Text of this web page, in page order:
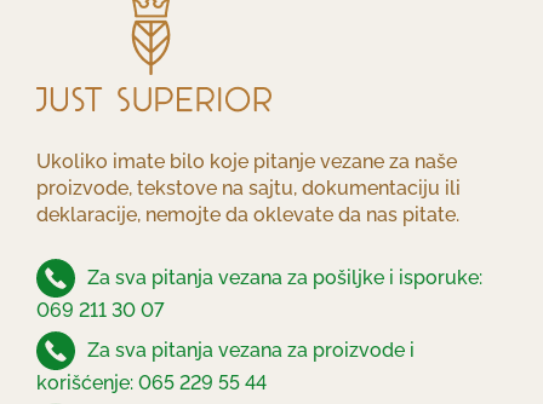
Ukoliko imate bilo koje pitanje vezane za naše
proizvode, tekstove na sajtu, dokumentaciju ili
deklaracije, nemojte da oklevate da nas pitate.
Za sva pitanja vezana za pošiljke i isporuke:
069 211 30 07
Za sva pitanja vezana za proizvode i
korišćenje: 065 229 55 44